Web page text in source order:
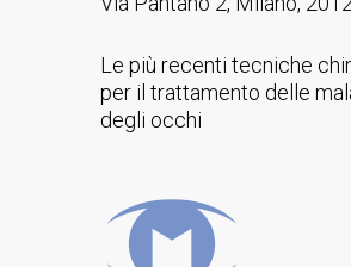
Le più recenti tecniche
per il trattamento delle
degli occhi